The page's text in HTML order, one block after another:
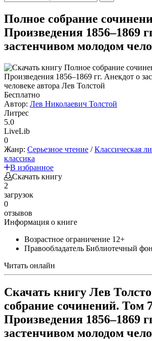
Полное собрание
Произведения 1856–1869
застенчивом молодом
Бесплатно
Автор: Лев Николаевич Толстой
Литрес
5.0
LiveLib
0
Жанр: Серьезное чтение /Классическая
классика
В избранное
Скачать книгу
2
загрузок
0
отзывов
Информация о книге
Возрастное ограничение 12+
Правообладатель Библиотечный
Читать онлайн
Скачать книгу Лев
собрание сочинений. Том
Произведения 1856–1869
застенчивом молодом